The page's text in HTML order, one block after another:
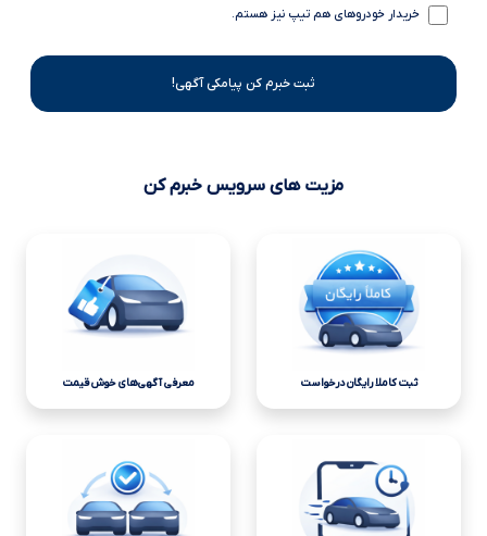
خریدار خودروهای هم تیپ نیز هستم.
ثبت خبرم کن پیامکی آگهی!
مزیت های سرویس خبرم کن
ثبت کاملا رایگان درخواست معرفی آگهی‌های خوش قیمت